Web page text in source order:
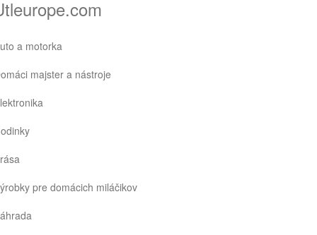
a motorka
majster a nástroje
pre domácich miláčikov